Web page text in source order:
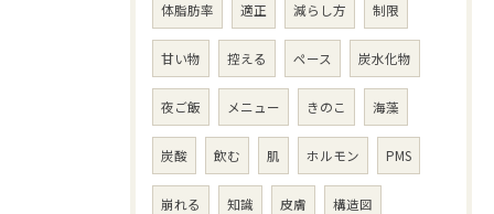
体脂肪率 適正 減らし方 制限
甘い物 控える ペース 炭水化物
夜ご飯 メニュー きのこ 海藻
炭酸 飲む 肌 ホルモン PMS
崩れる 知識 皮膚 構造図